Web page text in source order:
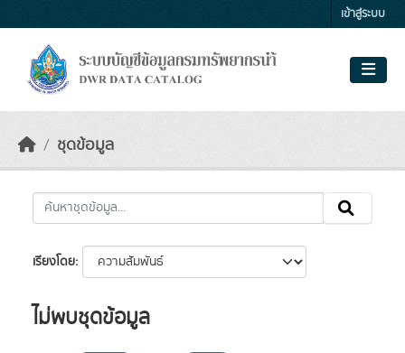
เข้าสู่ระบบ
ชุดข้อมูล
เรียงโดย
ไม่พบชุดข้อมูล